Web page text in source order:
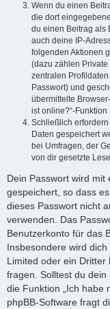
Wenn du einen
die dort
du einen Beitrag als
auch deine IP-
folgenden Aktionen
(dazu zählen
zentralen
Passwort) und
übermittelte
ist online?“-
Schließlich
Daten gespeichert
bei Umfragen, der
von dir gesetzte
Dein Passwort wird mit
gespeichert, so dass
dieses Passwort nicht
verwenden. Das
Benutzerkonto für das
Insbesondere wird
Limited oder ein Dritter
fragen. Solltest du
die Funktion „Ich habe
phpBB-Software fragt